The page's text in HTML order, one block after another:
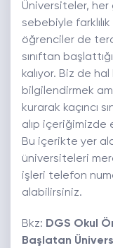
Üniversiteler, her
sebebiyle
öğrenciler de
sınıftan
kalıyor. Biz de
bilgilendirmek
kurarak kaçıncı
alıp içeriğimizde
Bu içerikte yer
üniversiteleri
işleri telefon
alabilirsiniz.
Bkz: DGS Okul
Başlatan